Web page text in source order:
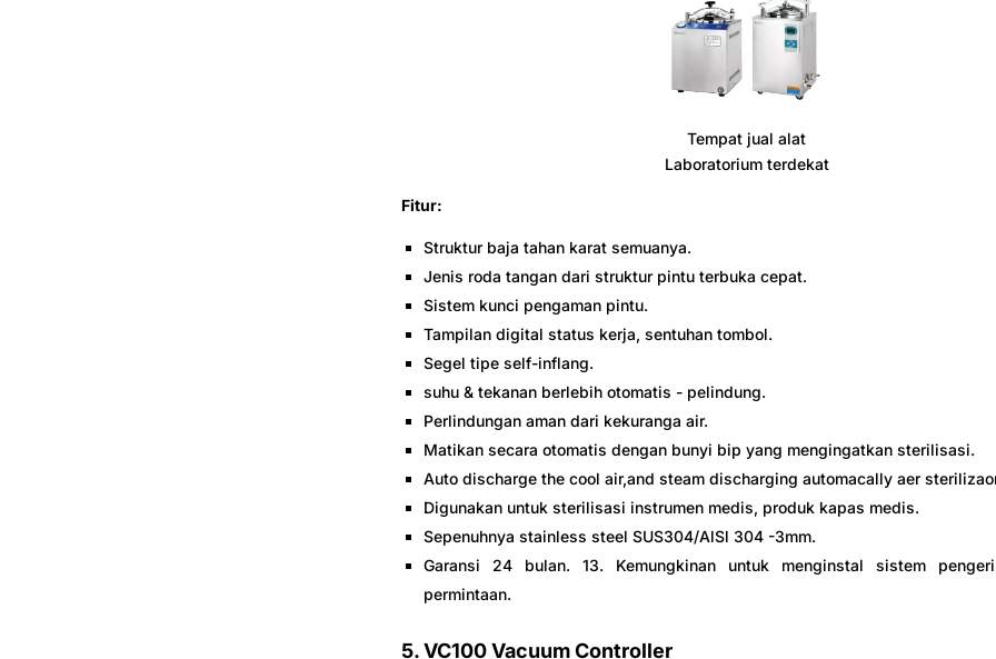
Tempat jual alat
Laboratorium terdekat
Fitur:
Struktur baja tahan karat semuanya.
Jenis roda tangan dari struktur pintu terbuka cepat.
Sistem kunci pengaman pintu.
Tampilan digital status kerja, sentuhan tombol.
Segel tipe self-inflang.
suhu & tekanan berlebih otomatis - pelindung.
Perlindungan aman dari kekuranga air.
Matikan secara otomatis dengan bunyi bip yang mengingatkan sterilisasi.
Auto discharge the cool air,and steam discharging automacally aer
Digunakan untuk sterilisasi instrumen medis, produk kapas medis.
Sepenuhnya stainless steel SUS304/AlSl 304 -3mm.
Garansi 24 bulan. 13. Kemungkinan untuk menginstal sistem
permintaan.
5.VC100 Vacuum Controller